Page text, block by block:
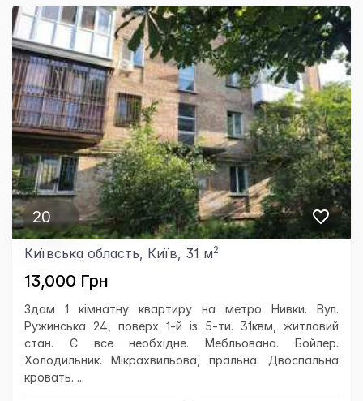
20
Київська область, Київ, 31 м2
13,000 Грн
Здам 1 кімнатну квартиру на метро Нивки. Вул.
Ружинська 24, поверх 1-й із 5-ти. 31квм, житловий
стан. Є все необхідне. Мебльована. Бойлер.
Холодильник. Мікрахвильова, пральна. Двоспальна
кровать. ...